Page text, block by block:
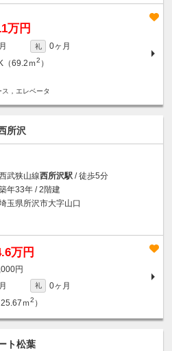
万円
礼
0ヶ月
（69.2ｍ2 ）
，エレベータ
所沢
武狭山線西所沢駅 / 徒歩5分
年33年 / 2階建
玉県所沢市大字山口
万円
円
礼
0ヶ月
ｍ2 ）
ト松葉